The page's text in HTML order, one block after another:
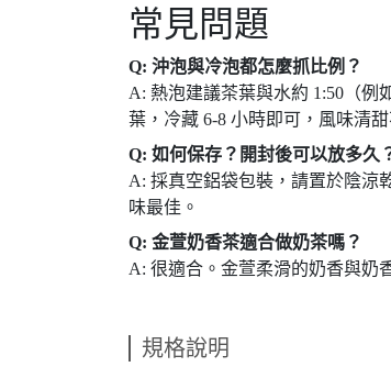
常見問題
Q: 沖泡與冷泡都怎麼抓比例？
A: 熱泡建議茶葉與水約 1:50（例
葉，冷藏 6-8 小時即可，風味清
Q: 如何保存？開封後可以放多久
A: 採真空鋁袋包裝，請置於陰涼
味最佳。
Q: 金萱奶香茶適合做奶茶嗎？
A: 很適合。金萱柔滑的奶香與奶
規格說明